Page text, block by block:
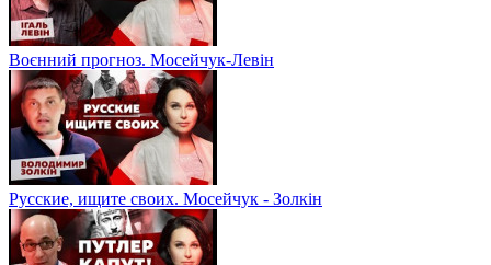
Воєнний прогноз. Мосейчук-Левін
Русские, ищите своих. Мосейчук - Золкін